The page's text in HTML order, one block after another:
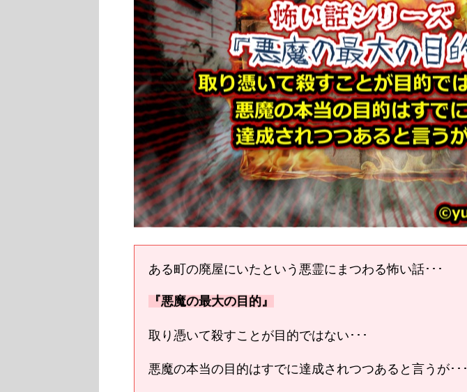
ある町の廃屋にいたという悪霊にまつわる怖い話･･･
『悪魔の最大の目的』
取り憑いて殺すことが目的ではない･･･
悪魔の本当の目的はすでに達成されつつあると言うが･･･